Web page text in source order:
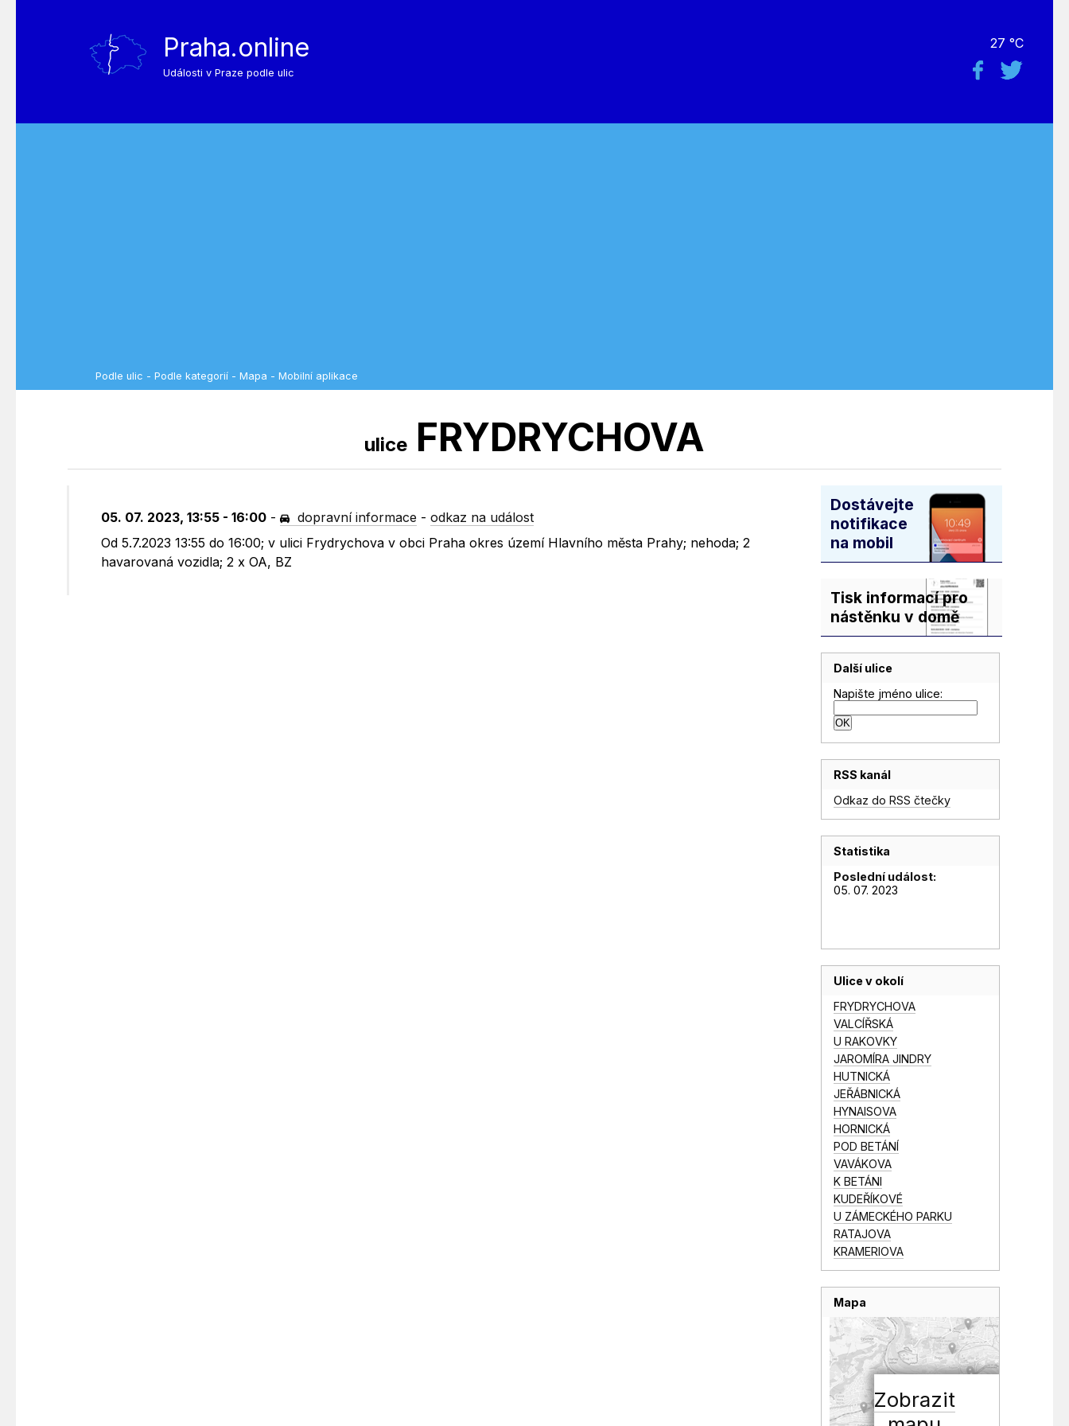
Praha.online
Události v Praze podle ulic
27 °C
Podle ulic - Podle kategorií - Mapa - Mobilní aplikace
ulice FRYDRYCHOVA
05. 07. 2023, 13:55 - 16:00 - dopravní informace -odkaz na událost
Od 5.7.2023 13:55 do 16:00; v ulici Frydrychova v obci Praha okres území Hlavního města Prahy; nehoda; 2
havarovaná vozidla; 2 x OA, BZ
Dostávejte
notifikace
na mobil
Tisk informací pro
nástěnku v domě
Další ulice
Napište jméno ulice:
RSS kanál
Odkaz do RSS čtečky
Statistika
Poslední událost:
05. 07. 2023
Ulice v okolí
FRYDRYCHOVA
VALCÍŘSKÁ
U RAKOVKY
JAROMÍRA JINDRY
HUTNICKÁ
JEŘÁBNICKÁ
HYNAISOVA
HORNICKÁ
POD BETÁNÍ
VAVÁKOVA
K BETÁNI
KUDEŘÍKOVÉ
U ZÁMECKÉHO PARKU
RATAJOVA
KRAMERIOVA
Mapa
Zobrazit